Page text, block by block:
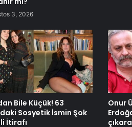
3, 2026
Bile Küçük! 63
Sosyetik İsmin Şok
İtirafı
Onur